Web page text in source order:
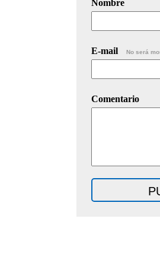
Nombre
E-mail No será
Comentario